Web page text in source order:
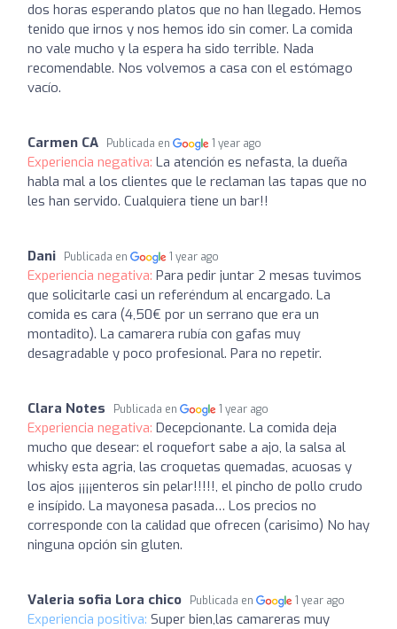
dos horas esperando platos que no han llegado. Hemos
tenido que irnos y nos hemos ido sin comer. La comida
no vale mucho y la espera ha sido terrible. Nada
recomendable. Nos volvemos a casa con el estómago
vacío.
Carmen CA Publicada en 1 year ago
Experiencia negativa: La atención es nefasta, la dueña
habla mal a los clientes que le reclaman las tapas que no
les han servido. Cualquiera tiene un bar!!
Dani Publicada en 1 year ago
Experiencia negativa: Para pedir juntar 2 mesas tuvimos
que solicitarle casi un referéndum al encargado. La
comida es cara (4,50€ por un serrano que era un
montadito). La camarera rubía con gafas muy
desagradable y poco profesional. Para no repetir.
Clara Notes Publicada en 1 year ago
Experiencia negativa: Decepcionante. La comida deja
mucho que desear: el roquefort sabe a ajo, la salsa al
whisky esta agria, las croquetas quemadas, acuosas y
los ajos ¡¡¡¡enteros sin pelar!!!!!, el pincho de pollo crudo
e insípido. La mayonesa pasada… Los precios no
corresponde con la calidad que ofrecen (carisimo) No hay
ninguna opción sin gluten.
Valeria sofia Lora chico Publicada en 1 year ago
Experiencia positiva: Super bien,las camareras muy